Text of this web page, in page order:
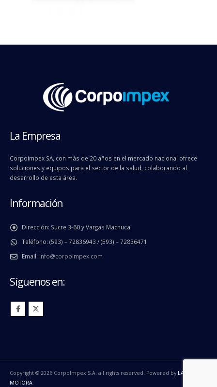
La Empresa
Corpoimpex SA, con más de 20 años en el mercado nacional ofrece
soluciones y equipos para el sector de la salud, colaborando al
desarrollo de esta área.
Información
Dirección: Sucre 3-60 y Vargas Machuca
Teléfono: (593) – 72836943 / (593) – 72836471
Email: info@corpoimpex.com
Síguenos en:
Copyright © 2026 CorpoImpex S.A. all rights reserved. Powered by LA
MOTORA